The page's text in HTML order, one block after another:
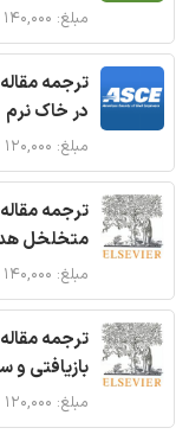
مبلغ: ۱۴۰,۰۰۰ تومان
ترجمه
در خاک نرم
مبلغ: ۱۲۰,۰۰۰ تومان
ترجمه
متخلخل
مبلغ: ۱۴۰,۰۰۰ تومان
ترجمه
بازیافتی و
مبلغ: ۱۲۰,۰۰۰ تومان